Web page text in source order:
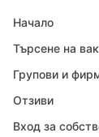
Начало
Търсене на
Групови и
Отзиви
Вход за